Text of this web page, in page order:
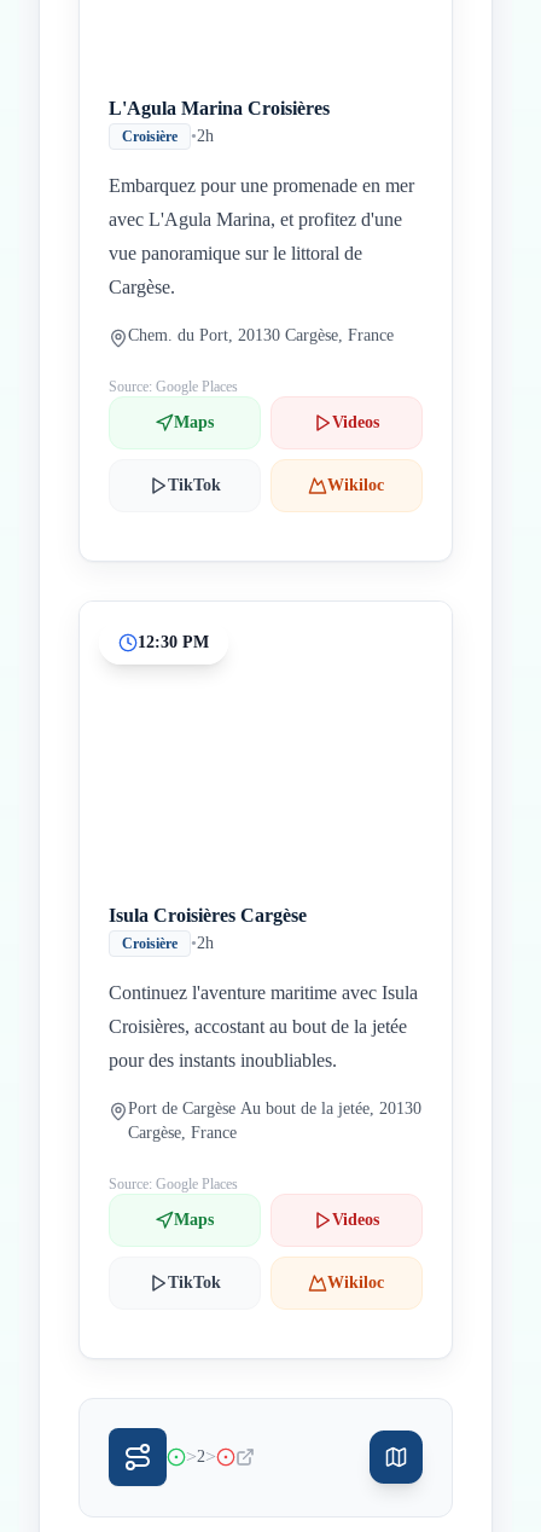
L'Agula Marina Croisières
Croisière •2h
Embarquez pour une promenade en mer
avec L'Agula Marina, et profitez d'une
vue panoramique sur le littoral de
Cargèse.
Chem. du Port, 20130 Cargèse, France
Source: Google Places
Maps Videos
TikTok Wikiloc
12:30 PM
Isula Croisières Cargèse
Croisière •2h
Continuez l'aventure maritime avec Isula
Croisières, accostant au bout de la jetée
pour des instants inoubliables.
Port de Cargèse Au bout de la jetée, 20130
Cargèse, France
Source: Google Places
Maps Videos
TikTok Wikiloc
>2>